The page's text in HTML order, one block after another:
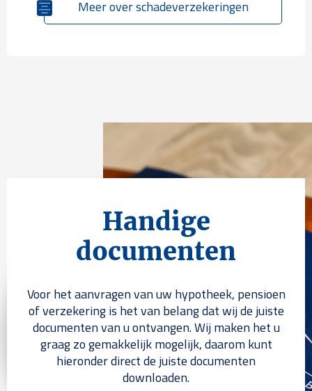
Meer over schadeverzekeringen
Handige
documenten
Voor het aanvragen van uw hypotheek, pensioen
of verzekering is het van belang dat wij de juiste
documenten van u ontvangen. Wij maken het u
graag zo gemakkelijk mogelijk, daarom kunt
hieronder direct de juiste documenten
downloaden.